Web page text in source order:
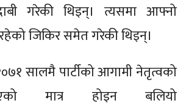
गरेकी थिइन्। त्यसमा आफ्नो
जिकिर समेत गरेकी थिइन्।
सालमै पार्टीको आगामी नेतृत्वको
मात्र होइन बलियो